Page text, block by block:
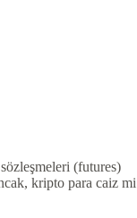
(futures)
kripto para caiz mi